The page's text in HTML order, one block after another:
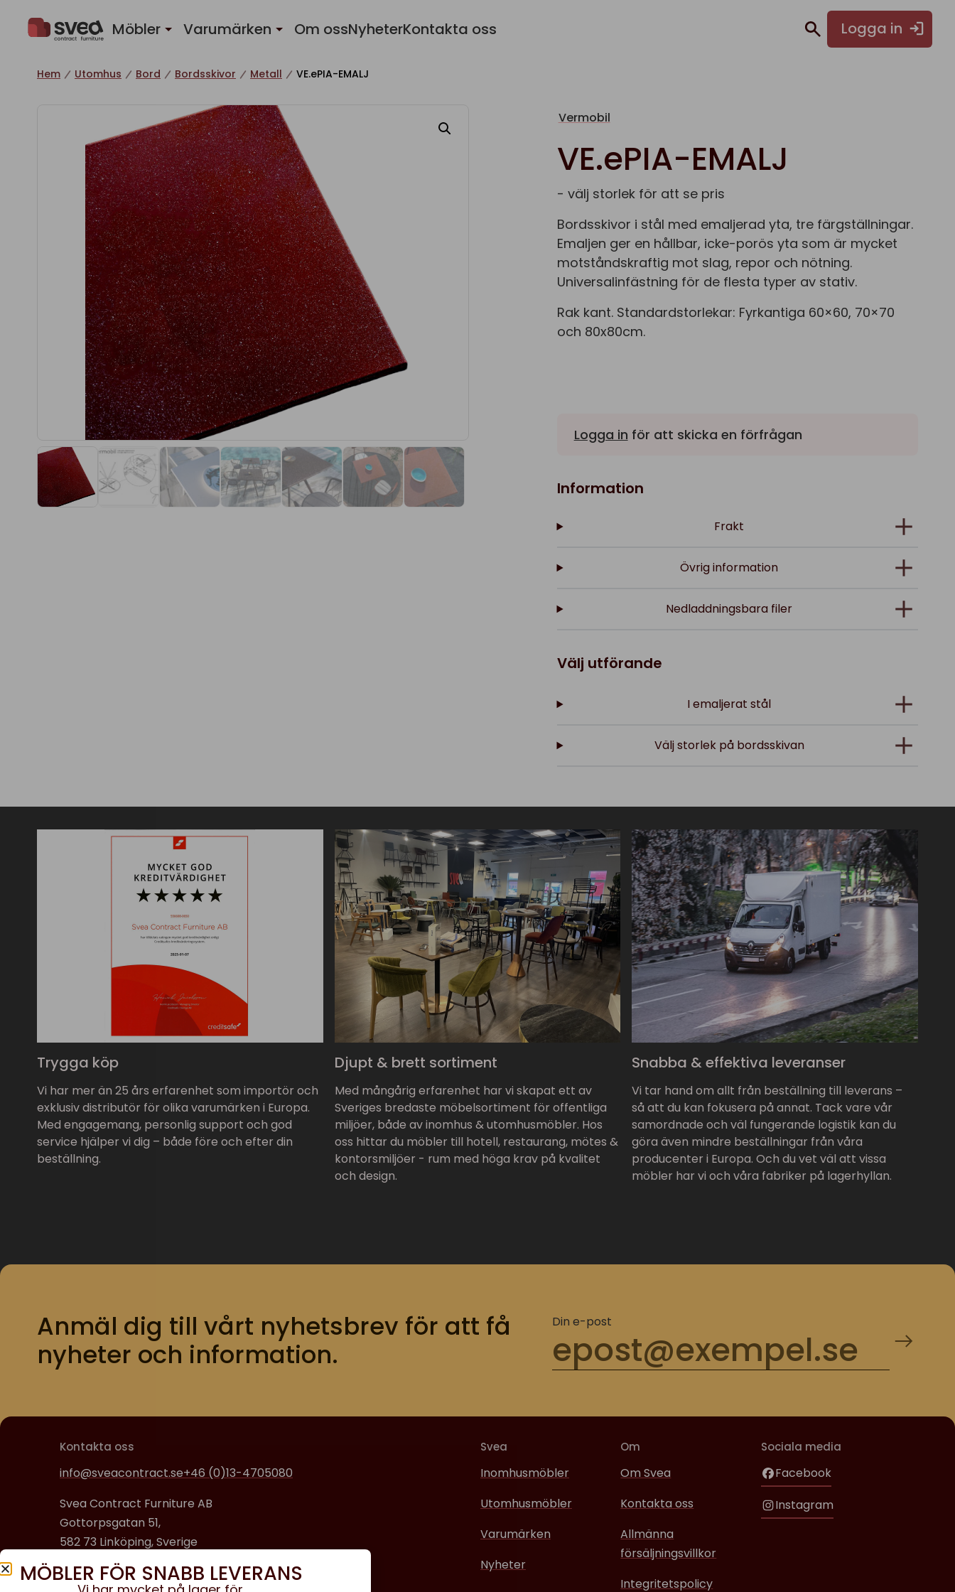
Möbler Varumärken Om ossNyheterKontakta oss Logga in
Hem Utomhus Bord Bordsskivor Metall VE.ePIA-EMALJ
Vermobil
VE.ePIA-EMALJ
- välj storlek för att se pris
Bordsskivor i stål med emaljerad yta, tre färgställningar.
Emaljen ger en hållbar, icke-porös yta som är mycket
motståndskraftig mot slag, repor och nötning.
Universalinfästning för de flesta typer av stativ.
Rak kant. Standardstorlekar: Fyrkantiga 60×60, 70×70
och 80x80cm.
Logga in för att skicka en förfrågan
Information
Frakt
Övrig information
Nedladdningsbara filer
Välj utförande
I emaljerat stål
Välj storlek på bordsskivan
Trygga köp
Vi har mer än 25 års erfarenhet som importör och
exklusiv distributör för olika varumärken i Europa.
Med engagemang, personlig support och god
service hjälper vi dig – både före och efter din
beställning.
Djupt & brett sortiment
Med mångårig erfarenhet har vi skapat ett av
Sveriges bredaste möbelsortiment för offentliga
miljöer, både av inomhus & utomhusmöbler. Hos
oss hittar du möbler till hotell, restaurang, mötes &
kontorsmiljöer - rum med höga krav på kvalitet
och design.
Snabba & effektiva leveranser
Vi tar hand om allt från beställning till leverans –
så att du kan fokusera på annat. Tack vare vår
samordnade och väl fungerande logistik kan du
göra även mindre beställningar från våra
producenter i Europa. Och du vet väl att vissa
möbler har vi och våra fabriker på lagerhyllan.
Anmäl dig till vårt nyhetsbrev för att få
nyheter och information.
Din e-post
Kontakta oss
info@sveacontract.se+46 (0)13-4705080
Svea Contract Furniture AB
Gottorpsgatan 51,
582 73 Linköping, Sverige
Organisationsnummer:
Svea
Inomhusmöbler
Utomhusmöbler
Varumärken
Nyheter
Om
Om Svea
Kontakta oss
Allmänna
försäljningsvillkor
Integritetspolicy
Sociala media
Facebook
Instagram
MÖBLER FÖR SNABB LEVERANS